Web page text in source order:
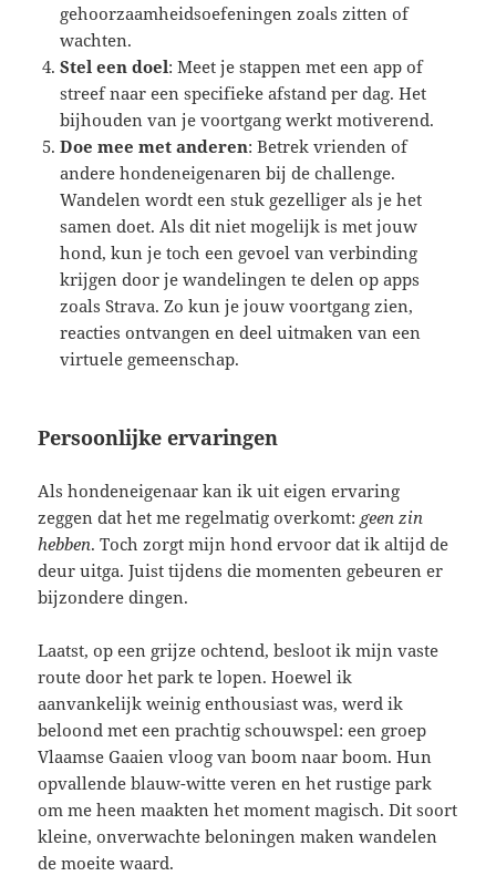
gehoorzaamheidsoefeningen zoals zitten of
wachten.
Stel een doel: Meet je stappen met een app of
streef naar een specifieke afstand per dag. Het
bijhouden van je voortgang werkt motiverend.
Doe mee met anderen: Betrek vrienden of
andere hondeneigenaren bij de challenge.
Wandelen wordt een stuk gezelliger als je het
samen doet. Als dit niet mogelijk is met jouw
hond, kun je toch een gevoel van verbinding
krijgen door je wandelingen te delen op apps
zoals Strava. Zo kun je jouw voortgang zien,
reacties ontvangen en deel uitmaken van een
virtuele gemeenschap.
Persoonlijke ervaringen
Als hondeneigenaar kan ik uit eigen ervaring
zeggen dat het me regelmatig overkomt: geen zin
hebben. Toch zorgt mijn hond ervoor dat ik altijd de
deur uitga. Juist tijdens die momenten gebeuren er
bijzondere dingen.
Laatst, op een grijze ochtend, besloot ik mijn vaste
route door het park te lopen. Hoewel ik
aanvankelijk weinig enthousiast was, werd ik
beloond met een prachtig schouwspel: een groep
Vlaamse Gaaien vloog van boom naar boom. Hun
opvallende blauw-witte veren en het rustige park
om me heen maakten het moment magisch. Dit soort
kleine, onverwachte beloningen maken wandelen
de moeite waard.